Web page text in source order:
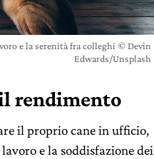
e la serenità fra colleghi © Devin
Edwards/Unsplash
rendimento
il proprio cane in ufficio,
e la soddisfazione dei